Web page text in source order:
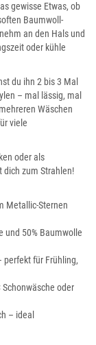
gewisse Etwas, ob
Baumwoll-
an den Hals und
oder kühle
du ihn 2 bis 3 Mal
– mal lässig, mal
Wäschen
viele
oder als
dich zum Strahlen!
Metallic-Sternen
und 50% Baumwolle
perfekt für Frühling,
oder
– ideal